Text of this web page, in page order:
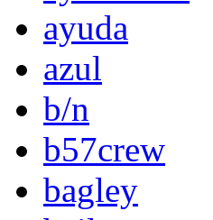
ayuda
azul
b/n
b57crew
bagley